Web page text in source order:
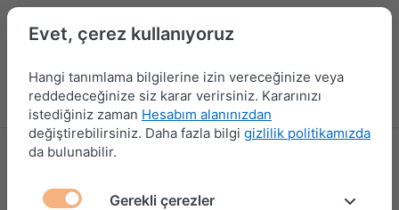
Menü Kampanyalar Yeni Ürünler Giriş yap
Evet, çerez kullanıyoruz
Hangi tanımlama bilgilerine izin vereceğinize veya
reddedeceğinize siz karar verirsiniz. Kararınızı
istediğiniz zaman Hesabım alanınızdan
değiştirebilirsiniz. Daha fazla bilgi gizlilik politikamızda
da bulunabilir.
Gerekli çerezler